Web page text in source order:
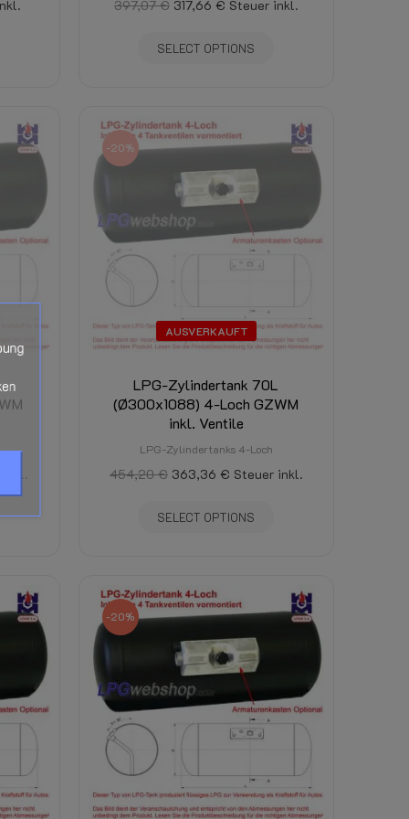
397,07 € 317,66 € Steuer inkl.
SELECT OPTIONS
AUSVERKAUFT
-20%
LPG-Zylindertank 70L
(Ø300x1088) 4-Loch GZWM
inkl. Ventile
LPG-Zylindertanks 4-Loch
454,20 € 363,36 € Steuer inkl.
SELECT OPTIONS
-20%